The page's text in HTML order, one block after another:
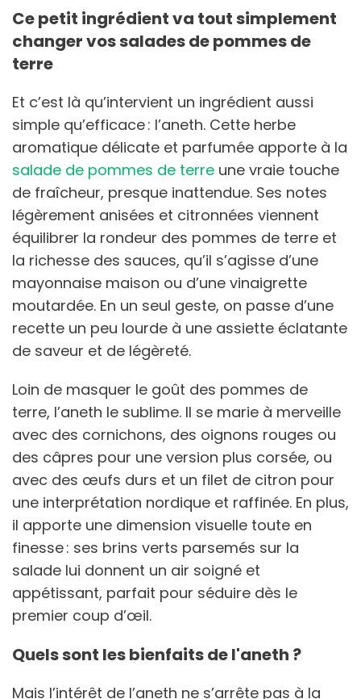
Ce petit ingrédient va tout simplement
changer vos salades de pommes de
terre
Et c’est là qu’intervient un ingrédient aussi
simple qu’efficace : l’aneth. Cette herbe
aromatique délicate et parfumée apporte à la
salade de pommes de terre une vraie touche
de fraîcheur, presque inattendue. Ses notes
légèrement anisées et citronnées viennent
équilibrer la rondeur des pommes de terre et
la richesse des sauces, qu’il s’agisse d’une
mayonnaise maison ou d’une vinaigrette
moutardée. En un seul geste, on passe d’une
recette un peu lourde à une assiette éclatante
de saveur et de légèreté.
Loin de masquer le goût des pommes de
terre, l’aneth le sublime. Il se marie à merveille
avec des cornichons, des oignons rouges ou
des câpres pour une version plus corsée, ou
avec des œufs durs et un filet de citron pour
une interprétation nordique et raffinée. En plus,
il apporte une dimension visuelle toute en
finesse : ses brins verts parsemés sur la
salade lui donnent un air soigné et
appétissant, parfait pour séduire dès le
premier coup d’œil.
Quels sont les bienfaits de l'aneth ?
Mais l’intérêt de l’aneth ne s’arrête pas à la